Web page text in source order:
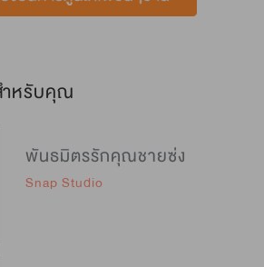
ำหรับคุณ
พันธมิตรรักคุณชายซ่ง
Snap Studio